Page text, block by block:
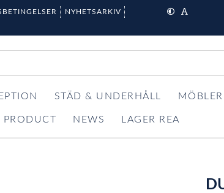
NYHETSARKIV
STÄD & UNDERHÅLL MÖBLER
PRODUCT NEWS LAGER REA